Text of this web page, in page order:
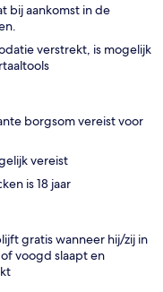
bij aankomst in de
verstrekt, is mogelijk
borgsom vereist voor
vereist
is 18 jaar
gratis wanneer hij/zij in
voogd slaapt en